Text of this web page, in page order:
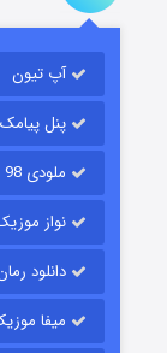
آپ تیون
پنل پیامک
ملودی 98
نواز
دانلود
میفا